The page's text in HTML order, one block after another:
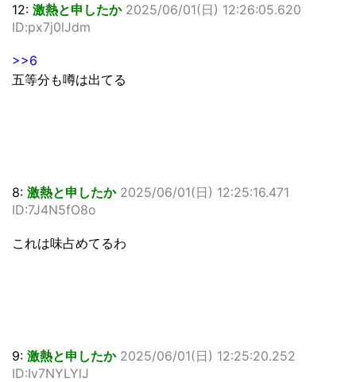
12: 激熱と申したか 2025/06/01(日) 12:26:05.620
ID:px7j0lJdm
>>6
五等分も噂は出てる
8: 激熱と申したか 2025/06/01(日) 12:25:16.471
ID:7J4N5fO8o
これは味占めてるわ
9: 激熱と申したか 2025/06/01(日) 12:25:20.252
ID:Iv7NYLYlJ